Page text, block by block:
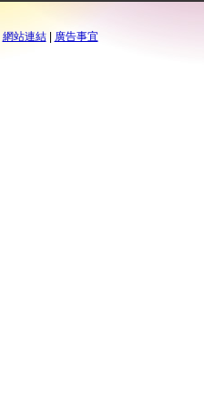
網站連結| 廣告事宜